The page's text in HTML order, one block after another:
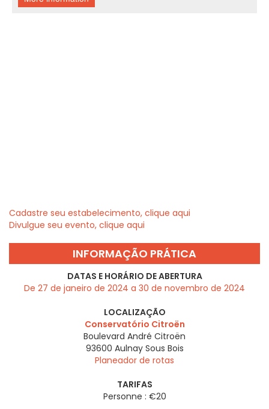
Cadastre seu estabelecimento, clique aqui
Divulgue seu evento, clique aqui
INFORMAÇÃO PRÁTICA
DATAS E HORÁRIO DE ABERTURA
De 27 de janeiro de 2024 a 30 de novembro de 2024
LOCALIZAÇÃO
Conservatório Citroën
Boulevard André Citroën
93600 Aulnay Sous Bois
Planeador de rotas
TARIFAS
Personne : €20